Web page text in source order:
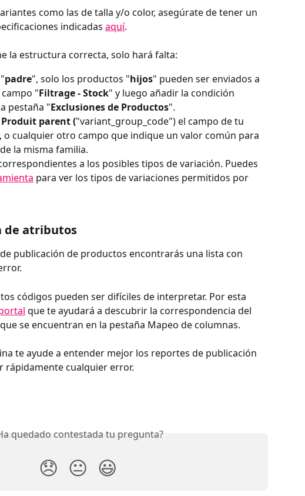
como las de talla y/o color, asegúrate de tener un
indicadas aquí.
la estructura correcta, solo hará falta:
padre", solo los productos "hijos" pueden ser enviados a
"Filtrage - Stock" y luego añadir la condición
pestaña "Exclusiones de Productos".
Produit parent ("variant_group_code") el campo de tu
o cualquier otro campo que indique un valor común para
la misma familia.
a los posibles tipos de variación. Puedes
para ver los tipos de variaciones permitidos por
de atributos
publicación de productos encontrarás una lista con
códigos pueden ser difíciles de interpretar. Por esta
que te ayudará a descubrir la correspondencia del
se encuentran en la pestaña Mapeo de columnas.
te ayude a entender mejor los reportes de publicación
rápidamente cualquier error.
quedado contestada tu pregunta?
😞 😐 😃